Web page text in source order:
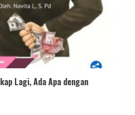
Lagi, Ada Apa dengan